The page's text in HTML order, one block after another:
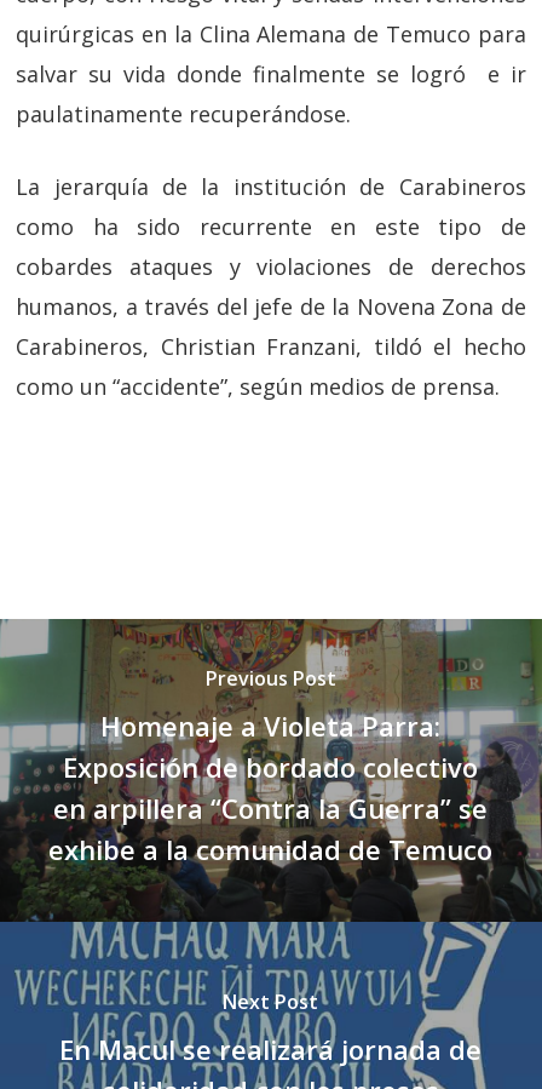
quirúrgicas en la Clina Alemana de Temuco para
salvar su vida donde finalmente se logró e ir
paulatinamente recuperándose.
La jerarquía de la institución de Carabineros
como ha sido recurrente en este tipo de
cobardes ataques y violaciones de derechos
humanos, a través del jefe de la Novena Zona de
Carabineros, Christian Franzani, tildó el hecho
como un “accidente”, según medios de prensa.
Previous Post
Homenaje a Violeta Parra:
Exposición de bordado colectivo
en arpillera “Contra la Guerra” se
exhibe a la comunidad de Temuco
Next Post
En Macul se realizará jornada de